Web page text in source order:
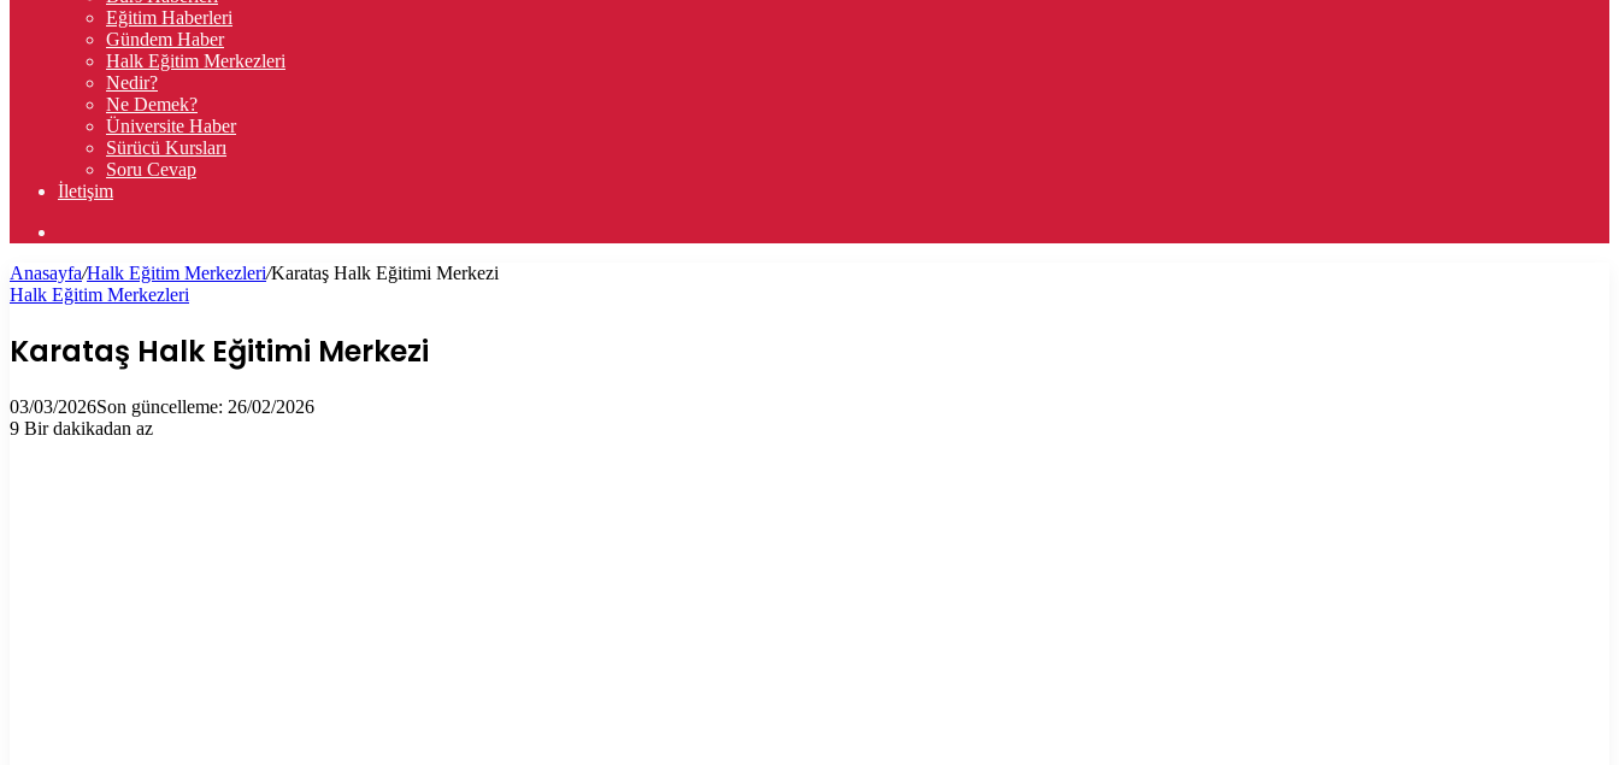
Eğitim Haberleri
Gündem Haber
Halk Eğitim Merkezleri
Nedir?
Ne Demek?
Üniversite Haber
Sürücü Kursları
Soru Cevap
İletişim
...
Anasayfa/Halk Eğitim Merkezleri/Karataş Halk Eğitimi Merkezi
Halk Eğitim Merkezleri
Karataş Halk Eğitimi Merkezi
03/03/2026Son güncelleme: 26/02/2026
9 Bir dakikadan az